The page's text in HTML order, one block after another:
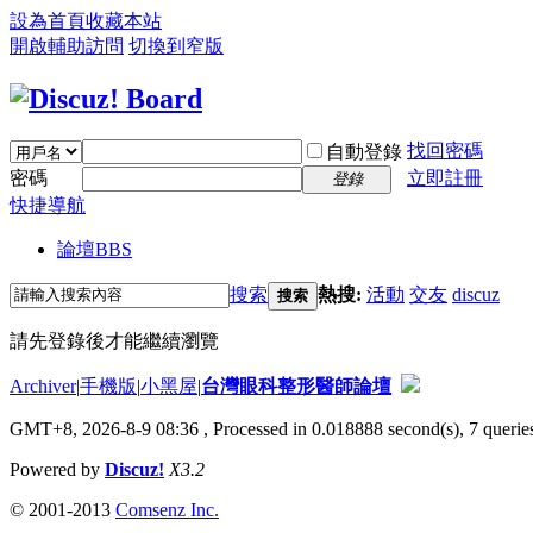
設為首頁收藏本站
開啟輔助訪問 切換到窄版
自動登錄 找回密碼
密碼
登錄
立即註冊
快捷導航
論壇BBS
搜索 搜索 熱搜: 活動 交友 discuz
請先登錄後才能繼續瀏覽
Archiver|手機版|小黑屋|台灣眼科整形醫師論壇
GMT+8, 2026-8-9 08:36 , Processed in 0.018888 second(s), 7
Powered by Discuz! X3.2
© 2001-2013 Comsenz Inc.